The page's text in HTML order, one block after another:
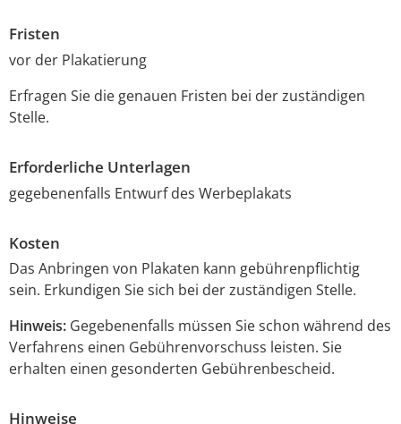
Fristen
vor der Plakatierung
Erfragen Sie die genauen Fristen bei der zuständigen
Stelle.
Erforderliche Unterlagen
gegebenenfalls Entwurf des Werbeplakats
Kosten
Das Anbringen von Plakaten kann gebührenpflichtig
sein. Erkundigen Sie sich bei der zuständigen Stelle.
Hinweis: Gegebenenfalls müssen Sie schon während des
Verfahrens einen Gebührenvorschuss leisten. Sie
erhalten einen gesonderten Gebührenbescheid.
Hinweise